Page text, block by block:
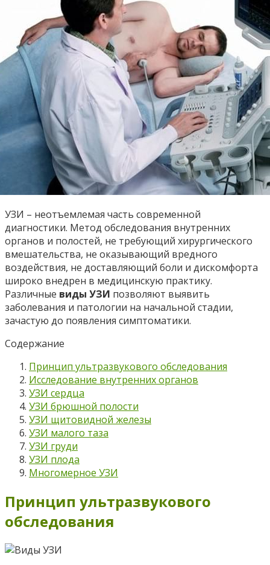
УЗИ – неотъемлемая часть современной
диагностики. Метод обследования внутренних
органов и полостей, не требующий хирургического
вмешательства, не оказывающий вредного
воздействия, не доставляющий боли и дискомфорта
широко внедрен в медицинскую практику.
Различные виды УЗИ позволяют выявить
заболевания и патологии на начальной стадии,
зачастую до появления симптоматики.
Содержание
Принцип ультразвукового обследования
Исследование внутренних органов
УЗИ сердца
УЗИ брюшной полости
УЗИ щитовидной железы
УЗИ малого таза
УЗИ груди
УЗИ плода
Многомерное УЗИ
Принцип ультразвукового
обследования